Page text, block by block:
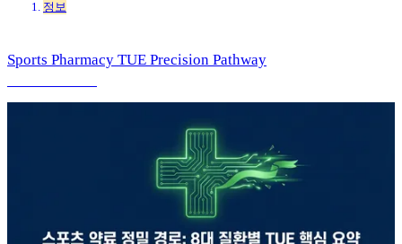
정보
Sports Pharmacy TUE Precision Pathway